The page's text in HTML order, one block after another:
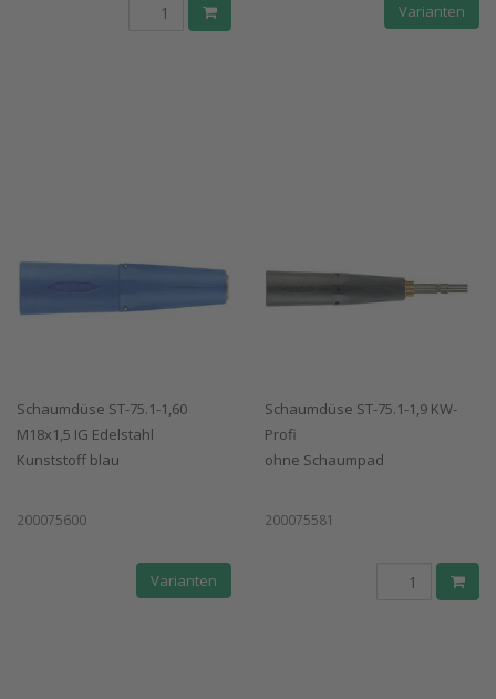
Varianten
Schaumdüse ST-75.1-1,60
M18x1,5 IG Edelstahl
Kunststoff blau
200075600
Varianten
Schaumdüse ST-75.1-1,9 KW-
Profi
ohne Schaumpad
200075581